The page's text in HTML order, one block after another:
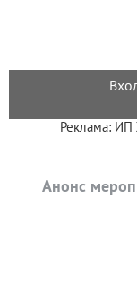
Реклама:
Анонс